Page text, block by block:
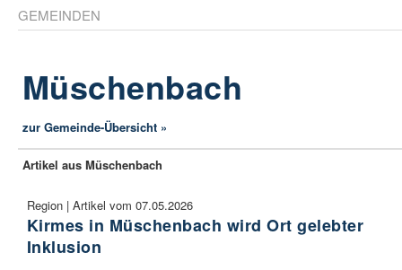
GEMEINDEN
Müschenbach
zur Gemeinde-Übersicht »
Artikel aus Müschenbach
Region | Artikel vom 07.05.2026
Kirmes in Müschenbach wird Ort gelebter
Inklusion